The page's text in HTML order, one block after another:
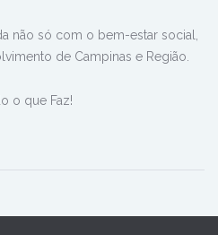
não só com o bem-estar social,
de Campinas e Região.
o que Faz!